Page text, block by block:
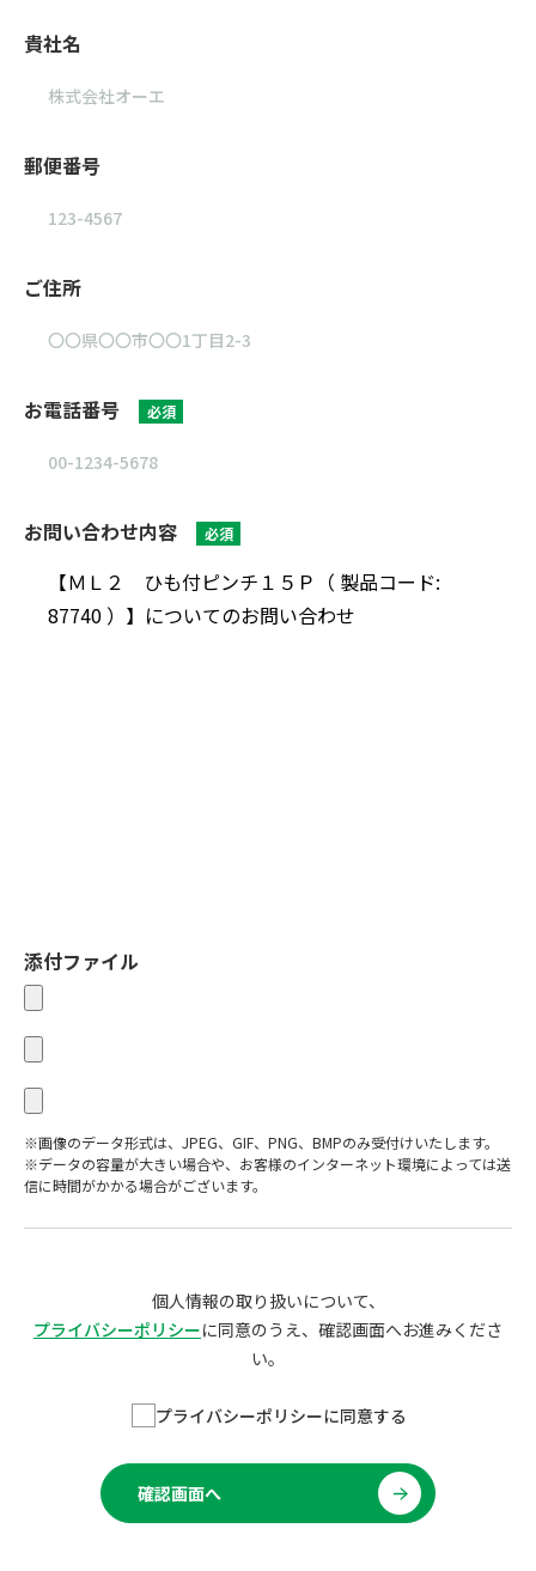
貴社名
郵便番号
ご住所
お電話番号 必須
お問い合わせ内容 必須
添付ファイル
※画像のデータ形式は、JPEG、GIF、PNG、BMPのみ受付けいたします。
※データの容量が大きい場合や、お客様のインターネット環境によっては送
信に時間がかかる場合がございます。
個人情報の取り扱いについて、
プライバシーポリシーに同意のうえ、確認画面へお進みくださ
い。
プライバシーポリシーに同意する
確認画面へ